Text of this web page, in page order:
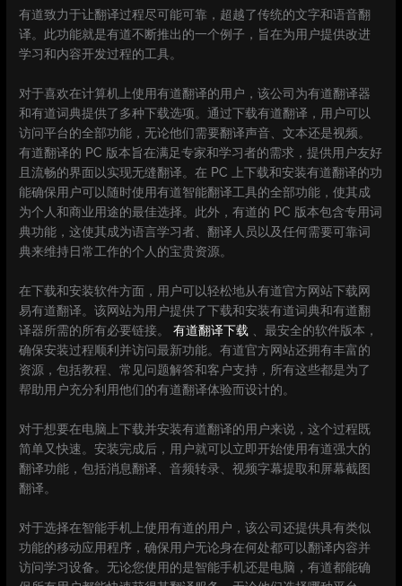
有道致力于让翻译过程尽可能可靠，超越了传统的文字和语音翻
译。此功能就是有道不断推出的一个例子，旨在为用户提供改进
学习和内容开发过程的工具。
对于喜欢在计算机上使用有道翻译的用户，该公司为有道翻译器
和有道词典提供了多种下载选项。通过下载有道翻译，用户可以
访问平台的全部功能，无论他们需要翻译声音、文本还是视频。
有道翻译的 PC 版本旨在满足专家和学习者的需求，提供用户友好
且流畅的界面以实现无缝翻译。在 PC 上下载和安装有道翻译的功
能确保用户可以随时使用有道智能翻译工具的全部功能，使其成
为个人和商业用途的最佳选择。此外，有道的 PC 版本包含专用词
典功能，这使其成为语言学习者、翻译人员以及任何需要可靠词
典来维持日常工作的个人的宝贵资源。
在下载和安装软件方面，用户可以轻松地从有道官方网站下载网
易有道翻译。该网站为用户提供了下载和安装有道词典和有道翻
译器所需的所有必要链接。有道翻译下载 、最安全的软件版本，
确保安装过程顺利并访问最新功能。有道官方网站还拥有丰富的
资源，包括教程、常见问题解答和客户支持，所有这些都是为了
帮助用户充分利用他们的有道翻译体验而设计的。
对于想要在电脑上下载并安装有道翻译的用户来说，这个过程既
简单又快速。安装完成后，用户就可以立即开始使用有道强大的
翻译功能，包括消息翻译、音频转录、视频字幕提取和屏幕截图
翻译。
对于选择在智能手机上使用有道的用户，该公司还提供具有类似
功能的移动应用程序，确保用户无论身在何处都可以翻译内容并
访问学习设备。无论您使用的是智能手机还是电脑，有道都能确